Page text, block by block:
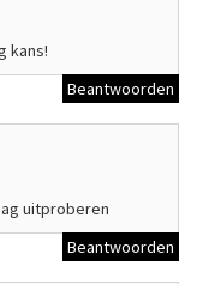
kans!
Beantwoorden
uitproberen
Beantwoorden